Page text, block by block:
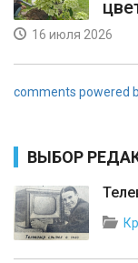
16 июля 2026
comments powered
ВЫБОР